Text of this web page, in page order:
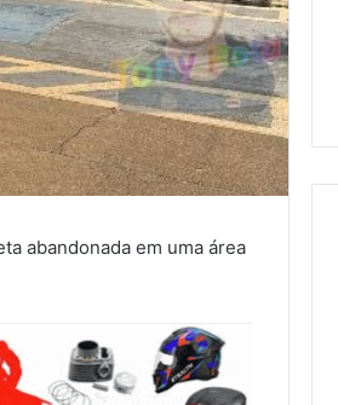
abandonada em uma área